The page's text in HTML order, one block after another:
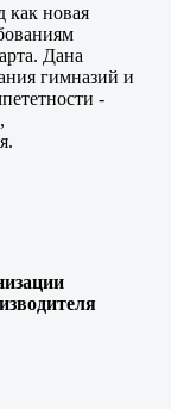
как новая
Дана
гимназий и
-